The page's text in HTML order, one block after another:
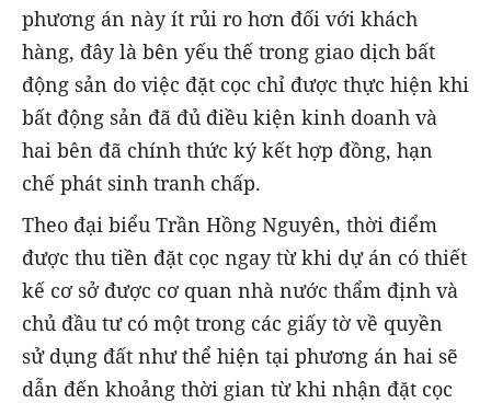
phương án này ít rủi ro hơn đối với khách
hàng, đây là bên yếu thế trong giao dịch bất
động sản do việc đặt cọc chỉ được thực hiện khi
bất động sản đã đủ điều kiện kinh doanh và
hai bên đã chính thức ký kết hợp đồng, hạn
chế phát sinh tranh chấp.
Theo đại biểu Trần Hồng Nguyên, thời điểm
được thu tiền đặt cọc ngay từ khi dự án có thiết
kế cơ sở được cơ quan nhà nước thẩm định và
chủ đầu tư có một trong các giấy tờ về quyền
sử dụng đất như thể hiện tại phương án hai sẽ
dẫn đến khoảng thời gian từ khi nhận đặt cọc